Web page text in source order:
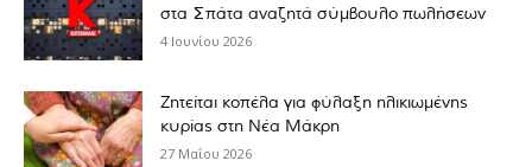
στα Σπάτα αναζητά σύμβουλο πωλήσεων
4 Ιουνίου 2026
Ζητείται κοπέλα για φύλαξη ηλικιωμένης
κυρίας στη Νέα Μάκρη
27 Μαΐου 2026